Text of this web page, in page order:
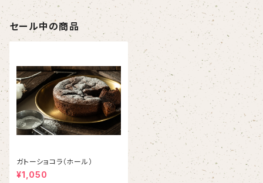
セール中の商品
ガトーショコラ（ホール）
¥1,050